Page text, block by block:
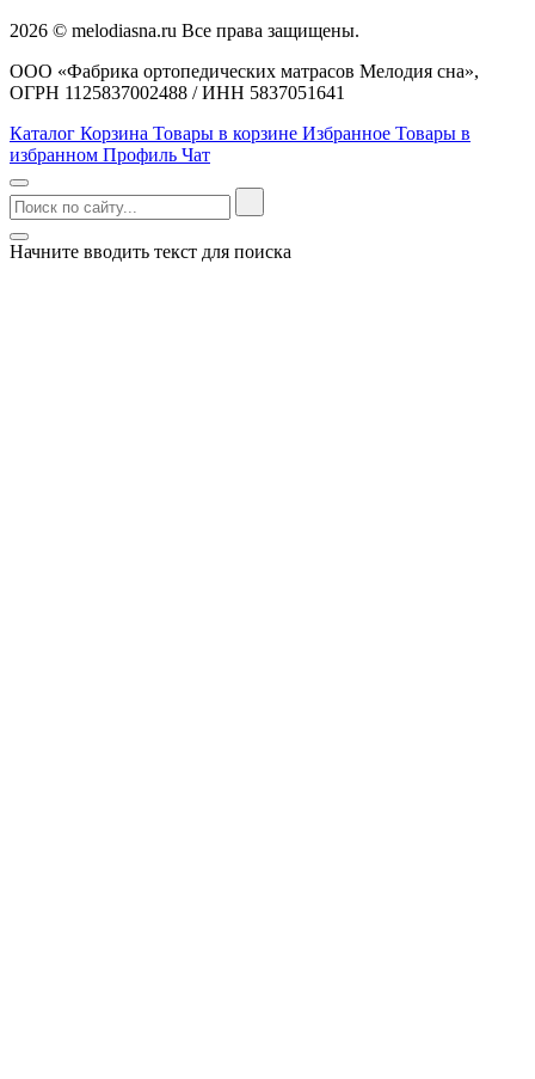
2026 © melodiasna.ru Все права защищены.
ООО «Фабрика ортопедических матрасов Мелодия сна»,
ОГРН 1125837002488 / ИНН 5837051641
Каталог Корзина Товары в корзине Избранное Товары в
избранном Профиль Чат
Начните вводить текст для поиска